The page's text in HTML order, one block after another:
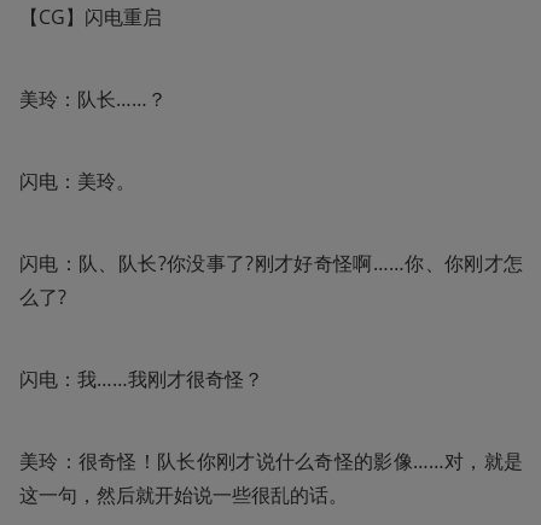
【CG】闪电重启
美玲：队长……？
闪电：美玲。
闪电：队、队长?你没事了?刚才好奇怪啊……你、你刚才怎
么了?
闪电：我……我刚才很奇怪？
美玲：很奇怪！队长你刚才说什么奇怪的影像……对，就是
这一句，然后就开始说一些很乱的话。